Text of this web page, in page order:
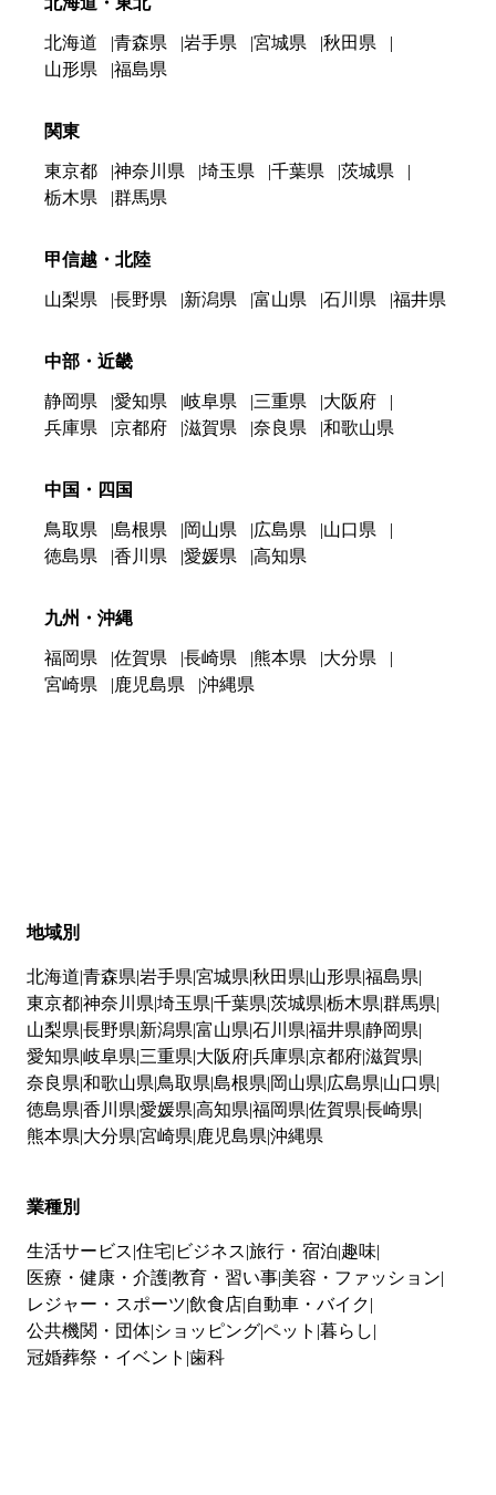
北海道 青森県 岩手県 宮城県
秋田県
山形県
福島県
関東
東京都 神奈川県 埼玉県 千葉県
茨城県
栃木県
群馬県
甲信越・北陸
山梨県 長野県 新潟県 富山県 石川県 福井県
中部・近畿
静岡県 愛知県 岐阜県 三重県
大阪府
兵庫県
京都府 滋賀県 奈良県 和歌山県
中国・四国
鳥取県 島根県 岡山県 広島県
山口県
徳島県
香川県 愛媛県 高知県
九州・沖縄
福岡県 佐賀県 長崎県 熊本県
大分県
宮崎県
鹿児島県 沖縄県
地域別
北海道 青森県 岩手県 宮城県 秋田県 山形県 福島県
東京都神奈川県 埼玉県 千葉県 茨城県 栃木県 群馬県
山梨県 長野県 新潟県 富山県 石川県 福井県 静岡県
愛知県 岐阜県 三重県 大阪府兵庫県 京都府滋賀県
奈良県 和歌山県 鳥取県 島根県 岡山県 広島県 山口県
徳島県 香川県 愛媛県 高知県 福岡県 佐賀県 長崎県
熊本県 大分県 宮崎県 鹿児島県 沖縄県
業種別
生活サービス 住宅 ビジネス 旅行・宿泊 趣味
医療・健康・介護教育・習い事 美容・ファッション
レジャー・スポーツ 飲食店 自動車・バイク
公共機関・団体 ショッピングペット 暮らし
冠婚葬祭・イベント 歯科